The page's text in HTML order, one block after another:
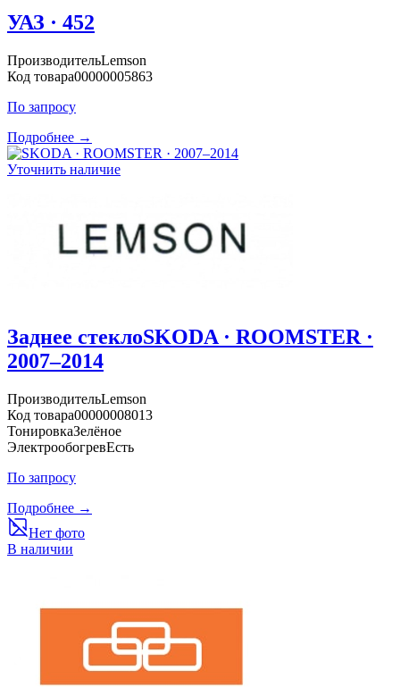
УАЗ · 452
ПроизводительLemson
Код товара00000005863
По запросу
Подробнее →
Уточнить наличие
Заднее стеклоSKODA · ROOMSTER ·
2007–2014
ПроизводительLemson
Код товара00000008013
ТонировкаЗелёное
ЭлектрообогревЕсть
По запросу
Подробнее →
Нет фото
В наличии